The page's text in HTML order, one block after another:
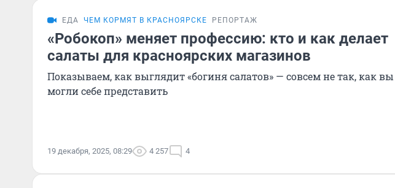
ЕДА ЧЕМ КОРМЯТ В КРАСНОЯРСКЕ РЕПОРТАЖ
«Робокоп» меняет профессию: кто и как делает
салаты для красноярских магазинов
Показываем, как выглядит «богиня салатов» — совсем не так, как вы
могли себе представить
19 декабря, 2025, 08:29 4 257 4